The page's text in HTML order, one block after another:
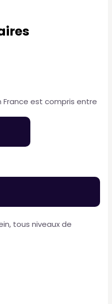
France est compris entre
tous niveaux de